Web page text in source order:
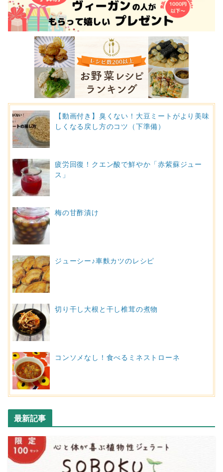
【動画付き】臭くない！大豆ミートがより美味
しくなる戻し方のコツ（下準備）
疲労回復！クエン酸で鮮やか「赤紫蘇ジュー
ス」
梅の甘酢漬け
ジューシー♪車麩カツのレシピ
切り干し大根と干し椎茸の煮物
コンソメなし！食べるミネストローネ
最新記事